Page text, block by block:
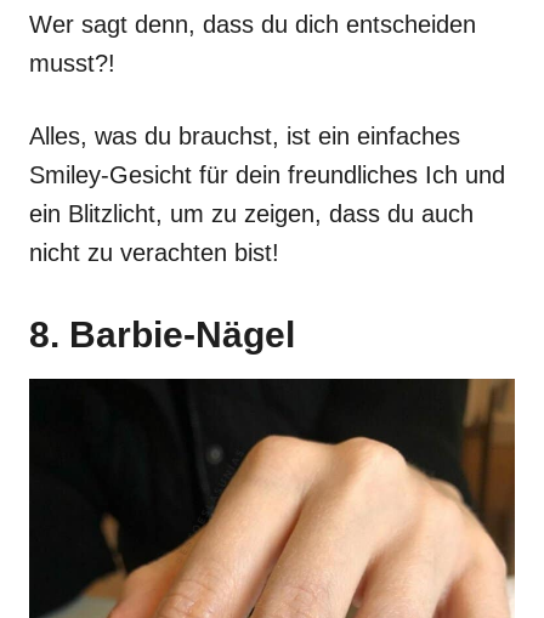
Wer sagt denn, dass du dich entscheiden
musst?!
Alles, was du brauchst, ist ein einfaches
Smiley-Gesicht für dein freundliches Ich und
ein Blitzlicht, um zu zeigen, dass du auch
nicht zu verachten bist!
8. Barbie-Nägel